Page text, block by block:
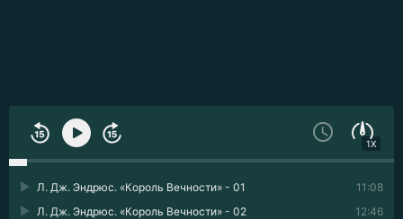
1X
11:08
Л. Дж. Эндрюс. «Король Вечности» - 01
12:46
Л. Дж. Эндрюс. «Король Вечности» - 02